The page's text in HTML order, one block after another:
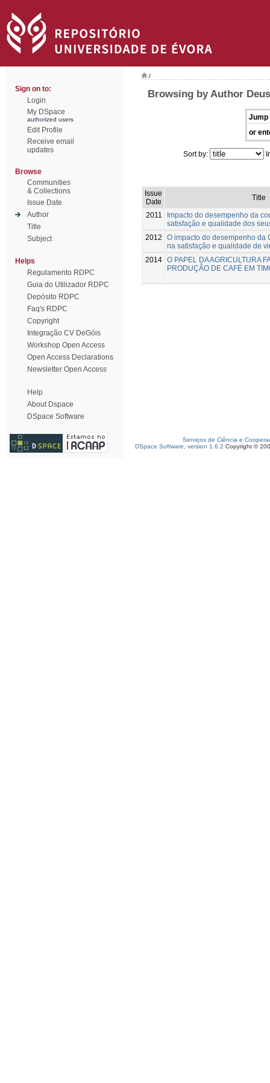
Sign on to:
Login
My DSpace
authorized users
Edit Profile
Receive email
updates
Browse
Communities
& Collections
Issue Date
Author
Title
Subject
Helps
Regulamento RDPC
Guia do Utilizador RDPC
Depósito RDPC
Faq's RDPC
Copyright
Integração CV DeGóis
Workshop Open Access
Open Access Declarations
Newsletter Open Access
Help
About Dspace
DSpace Software
/
Browsing by Author
Jump
or
Sort by:
Issue
Date
Title
2011
Impacto do desempenho da
satisfação e qualidade dos
2012
O impacto do desempenho da
na satisfação e qualidade de
2014 O PAPEL DA AGRICULTURA
PRODUÇÃO DE CAFÉ EM
Serviços de Ciência e
DSpace Software, version 1.6.2 Copyright ©